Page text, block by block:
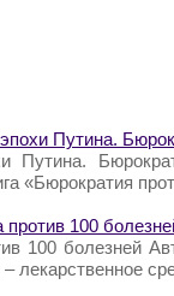
Путина.
Путина.
«Бюрократия
100
100 болезней
лекарственное